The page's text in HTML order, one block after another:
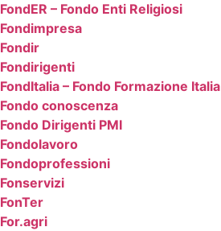
FondER – Fondo Enti Religiosi
Fondimpresa
Fondir
Fondirigenti
FondItalia – Fondo Formazione Italia
Fondo conoscenza
Fondo Dirigenti PMI
Fondolavoro
Fondoprofessioni
Fonservizi
FonTer
For.agri